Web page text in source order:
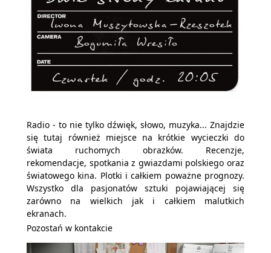
Radio - to nie tylko dźwięk, słowo, muzyka... Znajdzie
się tutaj również miejsce na krótkie wycieczki do
świata ruchomych obrazków. Recenzje,
rekomendacje, spotkania z gwiazdami polskiego oraz
światowego kina. Plotki i całkiem poważne prognozy.
Wszystko dla pasjonatów sztuki pojawiającej się
zarówno na wielkich jak i całkiem malutkich
ekranach.
Pozostań w kontakcie